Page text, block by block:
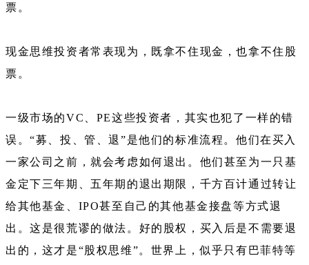
票。
现金思维投资者常表现为，既拿不住现金，也拿不住股
票。
一级市场的VC、PE这些投资者，其实也犯了一样的错
误。“募、投、管、退”是他们的标准流程。他们在买入
一家公司之前，就会考虑如何退出。他们甚至为一只基
金定下三年期、五年期的退出期限，千方百计通过转让
给其他基金、IPO甚至自己的其他基金接盘等方式退
出。这是很荒谬的做法。好的股权，买入后是不需要退
出的，这才是“股权思维”。世界上，似乎只有巴菲特等